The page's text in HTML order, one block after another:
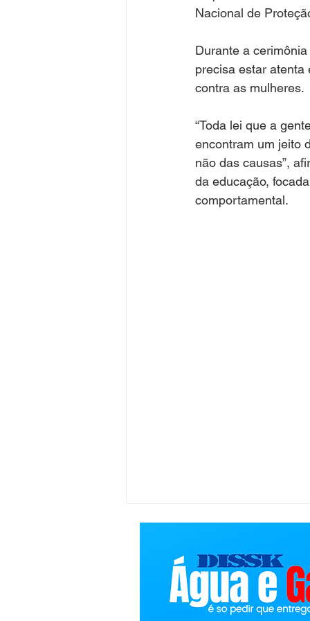
Nacional de
Durante a
precisa estar atenta
contra as mulheres.
“Toda lei que a
encontram um jeito
não das causas”,
da educação,
comportamental.